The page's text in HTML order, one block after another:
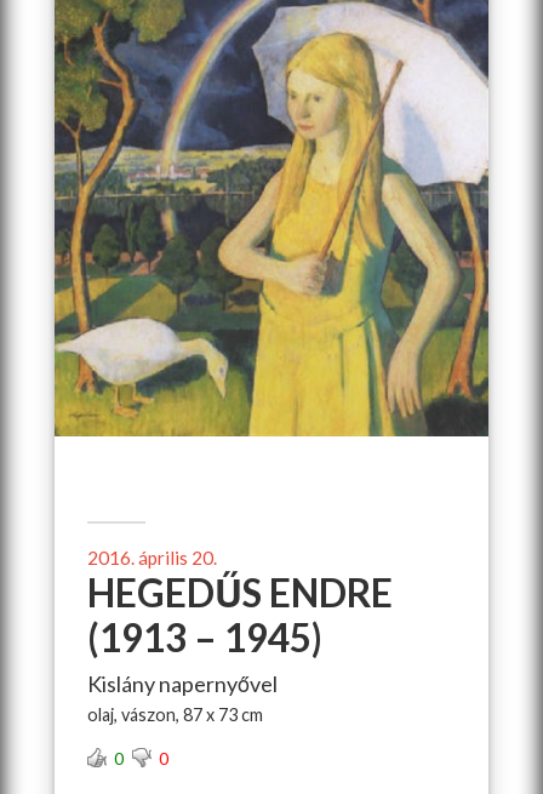
2016. április 20.
HEGEDŰS ENDRE
(1913 – 1945)
Kislány napernyővel
olaj, vászon, 87 x 73 cm
0 0